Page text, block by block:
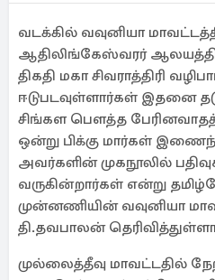
வடக்கில் வவுனியா
ஆதிலிங்கேஸ்வரர்
திகதி மகா சிவராத்திரி
ஈடுபடவுள்ளார்கள் இதனை
சிங்கள பௌத்த
ஒன்று பிக்கு மார்கள்
அவர்களின் முகநூலில்
வருகின்றார்கள் என்று
முன்னணியின் வவுனியா
தி.தவபாலன்
முல்லைத்தீவு மாவட்டதில்